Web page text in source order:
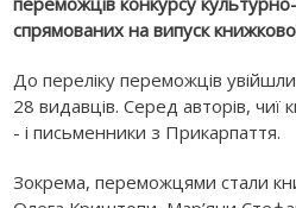
спрямованих на випуск
До переліку переможців
28 видавців. Серед авторів, чиї
- і письменники з Прикарпаття.
Зокрема, переможцями стали